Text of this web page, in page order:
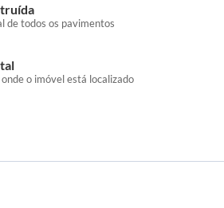
de todos os pavimentos
o imóvel está localizado